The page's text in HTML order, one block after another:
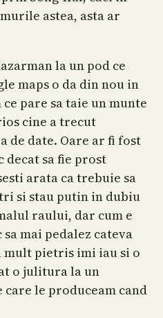
astea, asta ar
la un pod ce
maps o da din nou in
pare sa taie un munte
cine a trecut
de date. Oare ar fi fost
decat sa fie prost
arata ca trebuie sa
si stau putin in dubiu
raului, dar cum e
sa mai pedalez cateva
mult pietris imi iau si o
o julitura la un
care le produceam cand